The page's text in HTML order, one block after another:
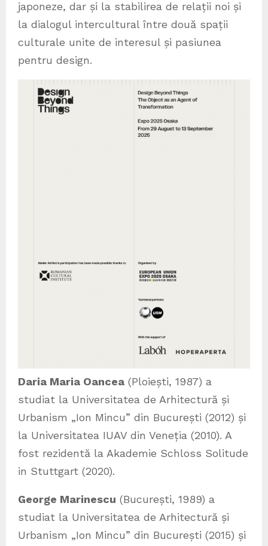
japoneze, dar și la stabilirea de relații noi și
la dialogul intercultural între două spații
culturale unite de interesul și pasiunea
pentru design.
Daria Maria Oancea (Ploiești, 1987) a
studiat la Universitatea de Arhitectură și
Urbanism „Ion Mincu” din București (2012) și
la Universitatea IUAV din Veneția (2010). A
fost rezidentă la Akademie Schloss Solitude
in Stuttgart (2020).
George Marinescu (București, 1989) a
studiat la Universitatea de Arhitectură și
Urbanism „Ion Mincu” din București (2015) și